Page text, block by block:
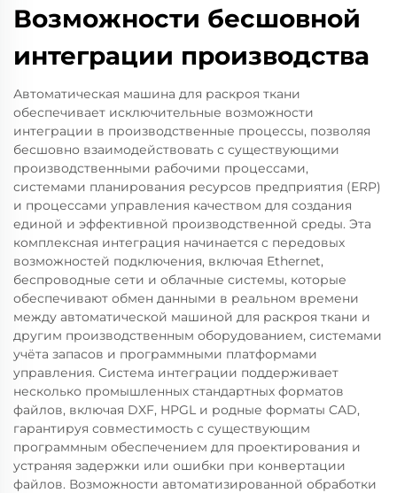
Возможности бесшовной
интеграции производства
Автоматическая машина для раскроя ткани
обеспечивает исключительные возможности
интеграции в производственные процессы, позволяя
бесшовно взаимодействовать с существующими
производственными рабочими процессами,
системами планирования ресурсов предприятия (ERP)
и процессами управления качеством для создания
единой и эффективной производственной среды. Эта
комплексная интеграция начинается с передовых
возможностей подключения, включая Ethernet,
беспроводные сети и облачные системы, которые
обеспечивают обмен данными в реальном времени
между автоматической машиной для раскроя ткани и
другим производственным оборудованием, системами
учёта запасов и программными платформами
управления. Система интеграции поддерживает
несколько промышленных стандартных форматов
файлов, включая DXF, HPGL и родные форматы CAD,
гарантируя совместимость с существующим
программным обеспечением для проектирования и
устраняя задержки или ошибки при конвертации
файлов. Возможности автоматизированной обработки